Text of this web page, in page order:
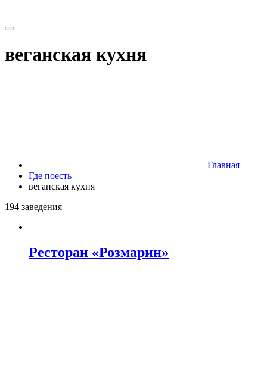
веганская кухня
Главная
Где поесть
веганская кухня
194 заведения
Ресторан «Розмарин»